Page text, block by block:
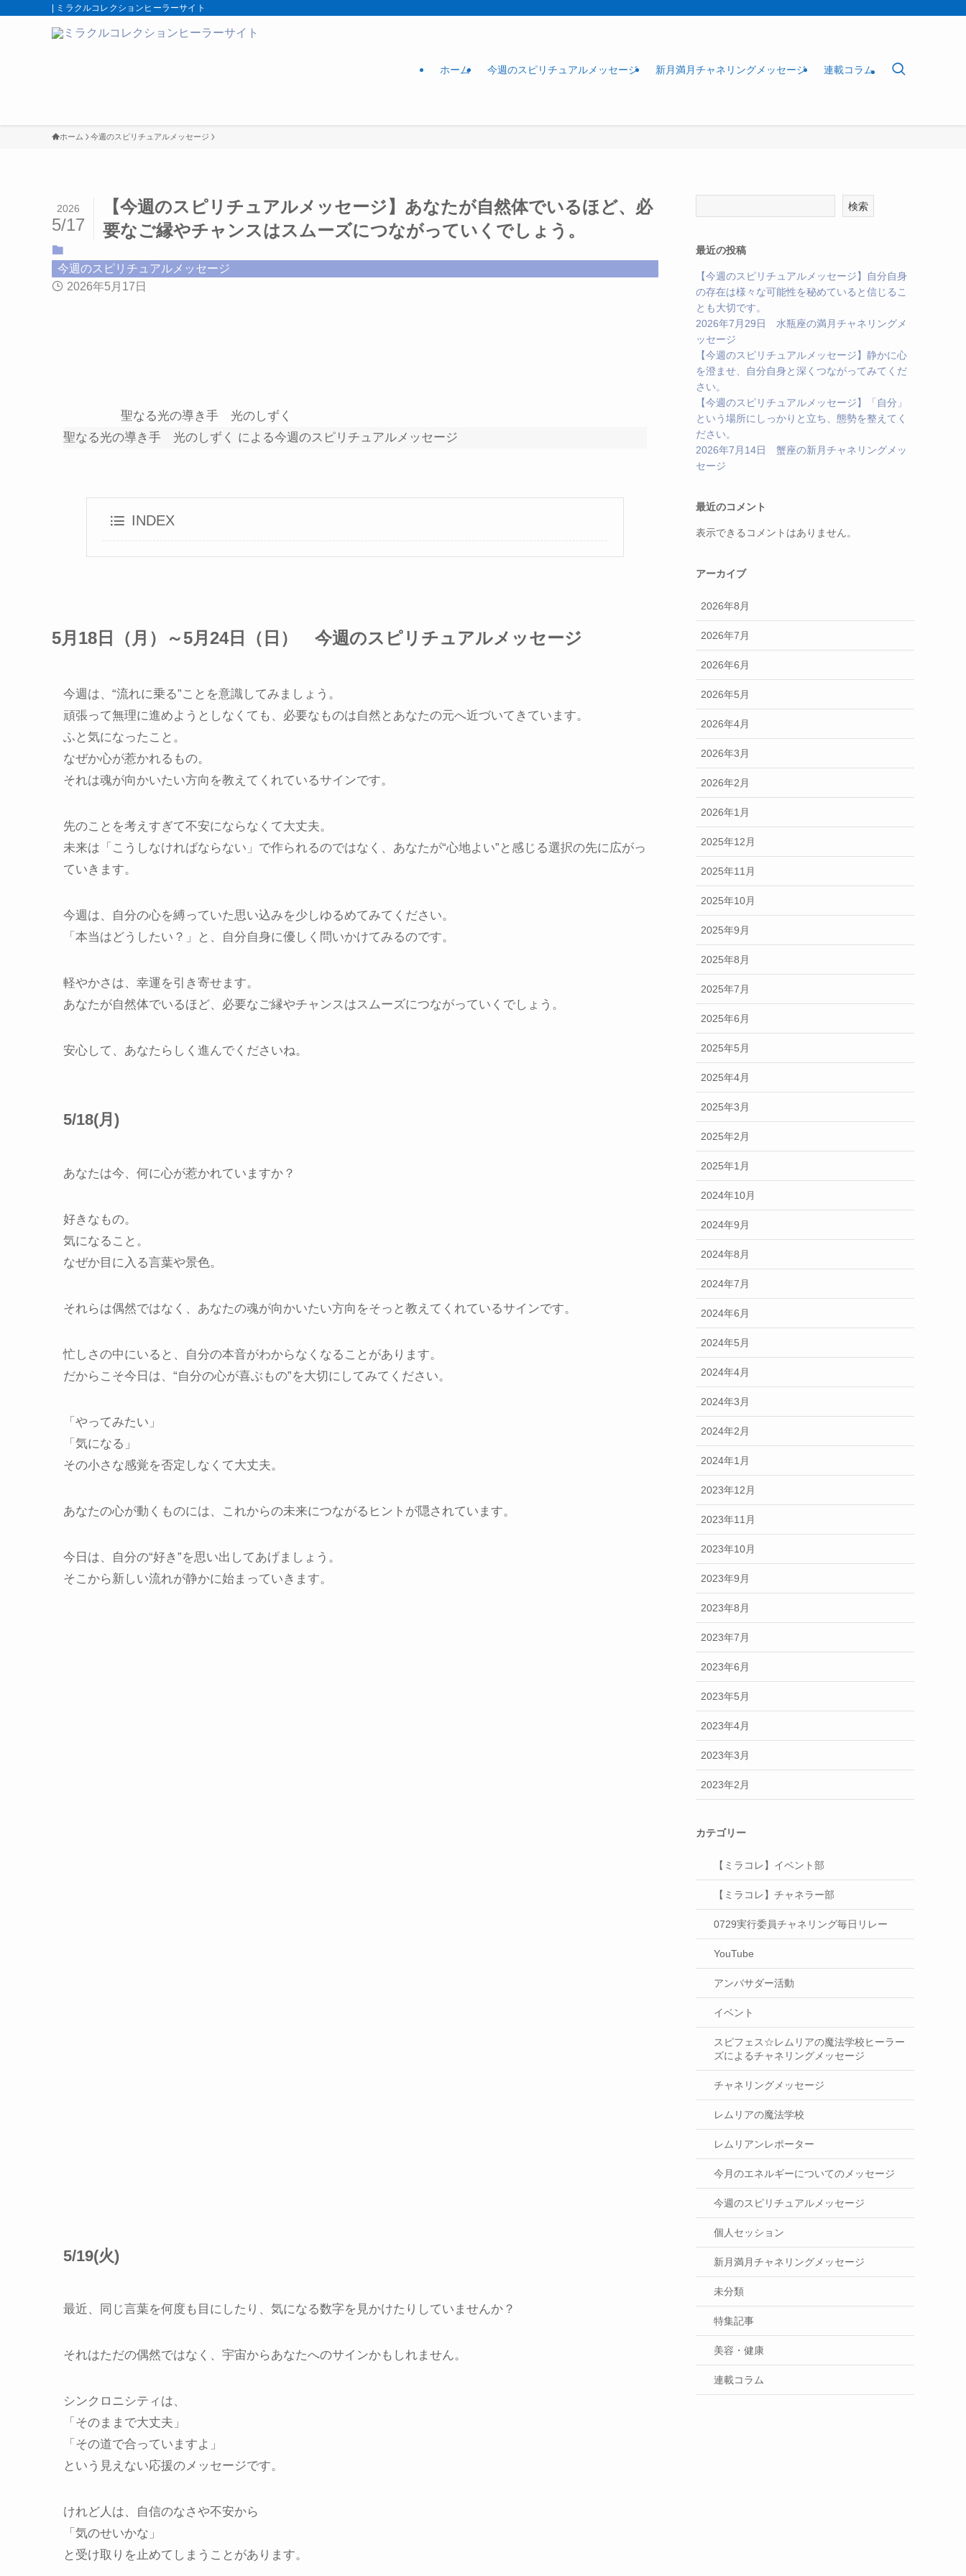
| ミラクルコレクションヒーラーサイト
ホーム 今週のスピリチュアルメッセージ 新月満月チャネリングメッセージ 連載コラム
ホーム 今週のスピリチュアルメッセージ
【今週のスピリチュアルメッセージ】あなたが自然体でいるほど、必
要なご縁やチャンスはスムーズにつながっていくでしょう。
2026
5/17
今週のスピリチュアルメッセージ
2026年5月17日
聖なる光の導き手 光のしずく
聖なる光の導き手 光のしずく による今週のスピリチュアルメッセージ
INDEX
5月18日（月）～5月24日（日） 今週のスピリチュアルメッセージ
今週は、“流れに乗る”ことを意識してみましょう。
頑張って無理に進めようとしなくても、必要なものは自然とあなたの元へ近づいてきています。
ふと気になったこと。
なぜか心が惹かれるもの。
それは魂が向かいたい方向を教えてくれているサインです。
先のことを考えすぎて不安にならなくて大丈夫。
未来は「こうしなければならない」で作られるのではなく、あなたが“心地よい”と感じる選択の先に広がっ
ていきます。
今週は、自分の心を縛っていた思い込みを少しゆるめてみてください。
「本当はどうしたい？」と、自分自身に優しく問いかけてみるのです。
軽やかさは、幸運を引き寄せます。
あなたが自然体でいるほど、必要なご縁やチャンスはスムーズにつながっていくでしょう。
安心して、あなたらしく進んでくださいね。
5/18(月)
あなたは今、何に心が惹かれていますか？
好きなもの。
気になること。
なぜか目に入る言葉や景色。
それらは偶然ではなく、あなたの魂が向かいたい方向をそっと教えてくれているサインです。
忙しさの中にいると、自分の本音がわからなくなることがあります。
だからこそ今日は、“自分の心が喜ぶもの”を大切にしてみてください。
「やってみたい」
「気になる」
その小さな感覚を否定しなくて大丈夫。
あなたの心が動くものには、これからの未来につながるヒントが隠されています。
今日は、自分の“好き”を思い出してあげましょう。
そこから新しい流れが静かに始まっていきます。
5/19(火)
最近、同じ言葉を何度も目にしたり、気になる数字を見かけたりしていませんか？
それはただの偶然ではなく、宇宙からあなたへのサインかもしれません。
シンクロニシティは、
「そのままで大丈夫」
「その道で合っていますよ」
という見えない応援のメッセージです。
けれど人は、自信のなさや不安から
「気のせいかな」
と受け取りを止めてしまうことがあります。
検索
最近の投稿
【今週のスピリチュアルメッセージ】自分自身
の存在は様々な可能性を秘めていると信じるこ
とも大切です。
2026年7月29日 水瓶座の満月チャネリングメ
ッセージ
【今週のスピリチュアルメッセージ】静かに心
を澄ませ、自分自身と深くつながってみてくだ
さい。
【今週のスピリチュアルメッセージ】「自分」
という場所にしっかりと立ち、態勢を整えてく
ださい。
2026年7月14日 蟹座の新月チャネリングメッ
セージ
最近のコメント
表示できるコメントはありません。
アーカイブ
2026年8月
2026年7月
2026年6月
2026年5月
2026年4月
2026年3月
2026年2月
2026年1月
2025年12月
2025年11月
2025年10月
2025年9月
2025年8月
2025年7月
2025年6月
2025年5月
2025年4月
2025年3月
2025年2月
2025年1月
2024年10月
2024年9月
2024年8月
2024年7月
2024年6月
2024年5月
2024年4月
2024年3月
2024年2月
2024年1月
2023年12月
2023年11月
2023年10月
2023年9月
2023年8月
2023年7月
2023年6月
2023年5月
2023年4月
2023年3月
2023年2月
カテゴリー
【ミラコレ】イベント部
【ミラコレ】チャネラー部
0729実行委員チャネリング毎日リレー
YouTube
アンバサダー活動
イベント
スピフェス☆レムリアの魔法学校ヒーラー
ズによるチャネリングメッセージ
チャネリングメッセージ
レムリアの魔法学校
レムリアンレポーター
今月のエネルギーについてのメッセージ
今週のスピリチュアルメッセージ
個人セッション
新月満月チャネリングメッセージ
未分類
特集記事
美容・健康
連載コラム